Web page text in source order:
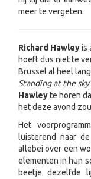
meer te vergeten.
Richard Hawleyis
hoeft dus niet te
Brussel al heel
Standing at the
Hawleyte horen
het deze avond
Het
luisterend naar de
allebei over een
elementen in hun
beetje dezelfde